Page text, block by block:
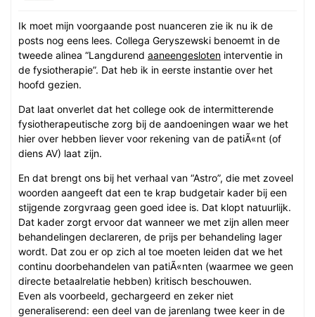
Ik moet mijn voorgaande post nuanceren zie ik nu ik de
posts nog eens lees. Collega Geryszewski benoemt in de
tweede alinea “Langdurend aaneengesloten interventie in
de fysiotherapie”. Dat heb ik in eerste instantie over het
hoofd gezien.
Dat laat onverlet dat het college ook de intermitterende
fysiotherapeutische zorg bij de aandoeningen waar we het
hier over hebben liever voor rekening van de patiÃ«nt (of
diens AV) laat zijn.
En dat brengt ons bij het verhaal van “Astro”, die met zoveel
woorden aangeeft dat een te krap budgetair kader bij een
stijgende zorgvraag geen goed idee is. Dat klopt natuurlijk.
Dat kader zorgt ervoor dat wanneer we met zijn allen meer
behandelingen declareren, de prijs per behandeling lager
wordt. Dat zou er op zich al toe moeten leiden dat we het
continu doorbehandelen van patiÃ«nten (waarmee we geen
directe betaalrelatie hebben) kritisch beschouwen.
Even als voorbeeld, gechargeerd en zeker niet
generaliserend: een deel van de jarenlang twee keer in de